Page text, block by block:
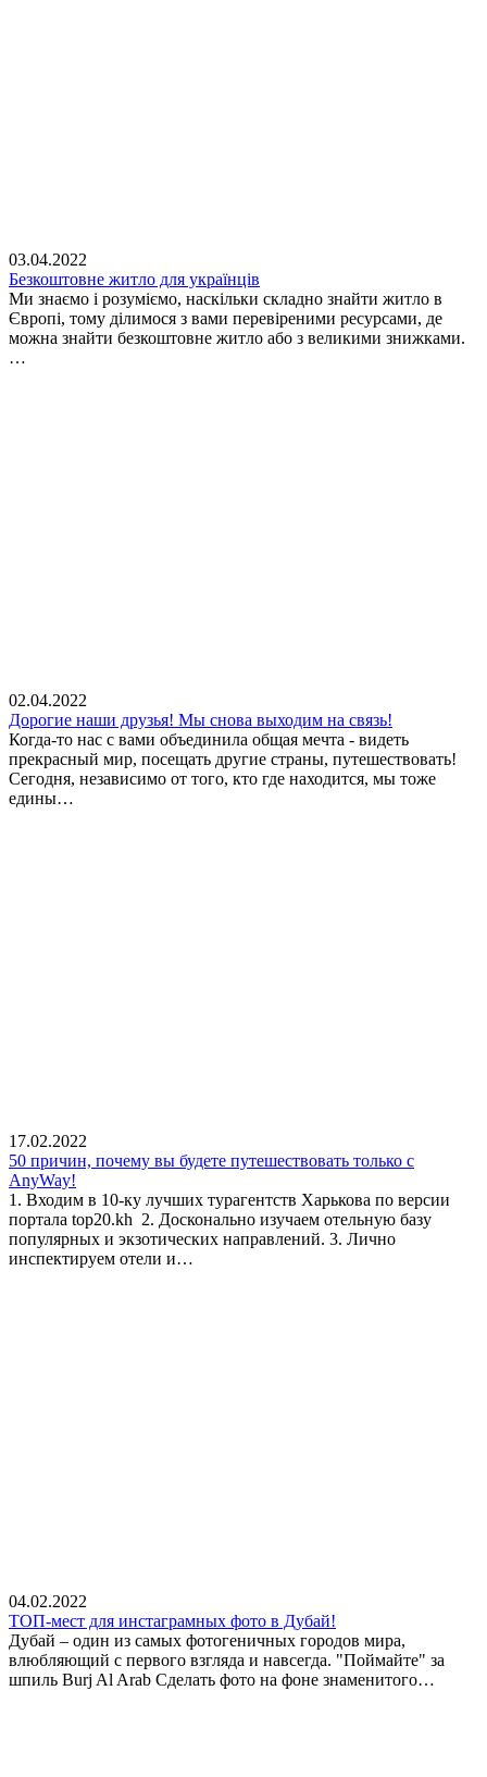
03.04.2022
Безкоштовне житло для українців
Ми знаємо і розуміємо, наскільки складно знайти житло в
Європі, тому ділимося з вами перевіреними ресурсами, де
можна знайти безкоштовне житло або з великими знижками.
…
02.04.2022
Дорогие наши друзья! Мы снова выходим на связь!
Когда-то нас с вами объединила общая мечта - видеть
прекрасный мир, посещать другие страны, путешествовать!
Сегодня, независимо от того, кто где находится, мы тоже
едины…
17.02.2022
50 причин, почему вы будете путешествовать только с
AnyWay!
1. Входим в 10-ку лучших турагентств Харькова по версии
портала top20.kh 2. Досконально изучаем отельную базу
популярных и экзотических направлений. 3. Лично
инспектируем отели и…
04.02.2022
ТОП-мест для инстаграмных фото в Дубай!
Дубай – один из самых фотогеничных городов мира,
влюбляющий с первого взгляда и навсегда. "Поймайте" за
шпиль Burj Al Arab Сделать фото на фоне знаменитого…